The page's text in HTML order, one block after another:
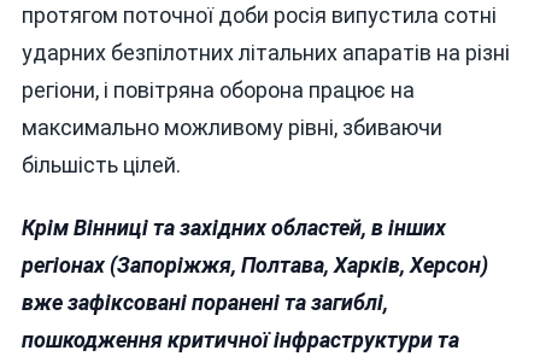
протягом поточної доби росія випустила сотні
ударних безпілотних літальних апаратів на різні
регіони, і повітряна оборона працює на
максимально можливому рівні, збиваючи
більшість цілей.
Крім Вінниці та західних областей, в інших
регіонах (Запоріжжя, Полтава, Харків, Херсон)
вже зафіксовані поранені та загиблі,
пошкодження критичної інфраструктури та